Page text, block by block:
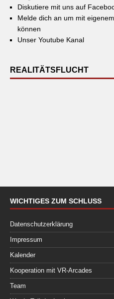
Diskutiere mit uns auf
Melde dich an um mit
können
Unser Youtube Kanal
REALITÄTSFLUCHT
WICHTIGES ZUM SCHLUSS
Datenschutzerklärung
Impressum
Kalender
Kooperation mit VR-Arcades
Team